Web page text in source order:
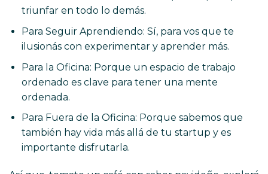
triunfar en todo lo demás.
Para Seguir Aprendiendo: Sí, para vos que te
ilusionás con experimentar y aprender más.
Para la Oficina: Porque un espacio de trabajo
ordenado es clave para tener una mente
ordenada.
Para Fuera de la Oficina: Porque sabemos que
también hay vida más allá de tu startup y es
importante disfrutarla.